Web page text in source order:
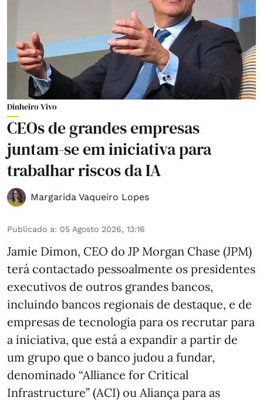
Dinheiro Vivo
CEOs de grandes empresas
juntam-se em iniciativa para
trabalhar riscos da IA
Margarida Vaqueiro Lopes
Publicado a: 05 Agosto 2026, 13:16
Jamie Dimon, CEO do JP Morgan Chase (JPM)
terá contactado pessoalmente os presidentes
executivos de outros grandes bancos,
incluindo bancos regionais de destaque, e de
empresas de tecnologia para os recrutar para
a iniciativa, que está a expandir a partir de
um grupo que o banco judou a fundar,
denominado “Alliance for Critical
Infrastructure” (ACI) ou Aliança para as